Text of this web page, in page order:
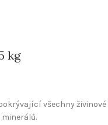
kg
všechny živinové